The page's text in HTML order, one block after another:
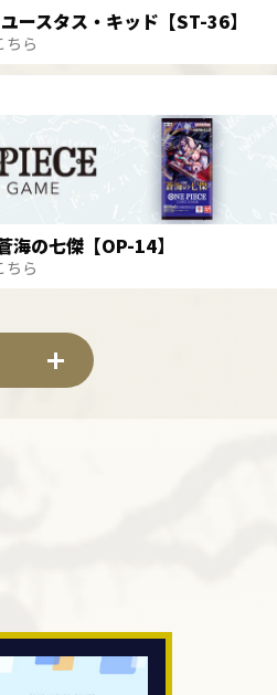
ースタス・キッド【ST-36】
ちら
海の七傑【OP-14】
ちら